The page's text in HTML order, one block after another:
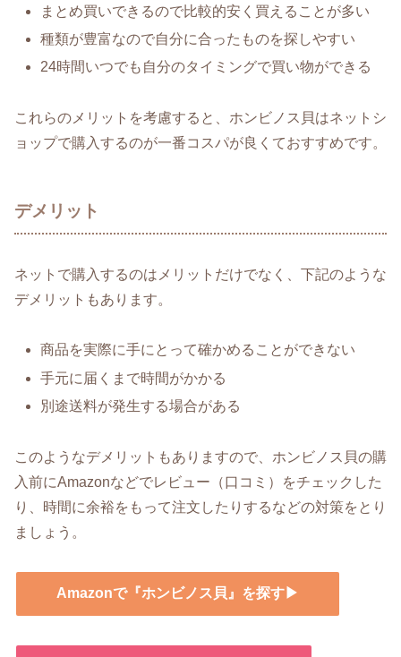
まとめ買いできるので比較的安く買えることが多い
種類が豊富なので自分に合ったものを探しやすい
24時間いつでも自分のタイミングで買い物ができる
これらのメリットを考慮すると、ホンビノス貝はネットシ
ョップで購入するのが一番コスパが良くておすすめです。
デメリット
ネットで購入するのはメリットだけでなく、下記のような
デメリットもあります。
商品を実際に手にとって確かめることができない
手元に届くまで時間がかかる
別途送料が発生する場合がある
このようなデメリットもありますので、ホンビノス貝の購
入前にAmazonなどでレビュー（口コミ）をチェックした
り、時間に余裕をもって注文したりするなどの対策をとり
ましょう。
Amazonで『ホンビノス貝』を探す▶